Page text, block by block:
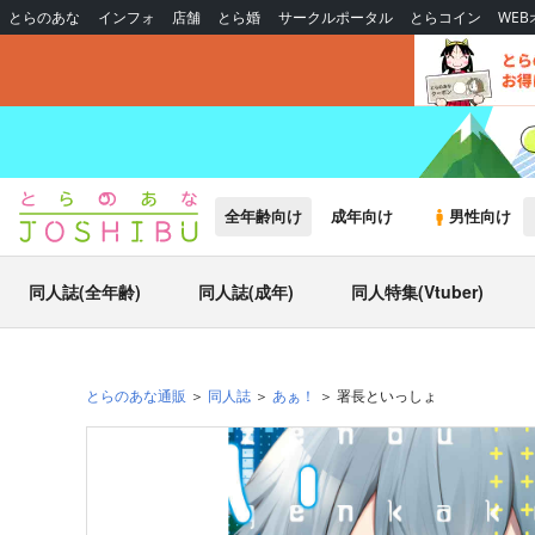
とらのあな インフォ 店舗 とら婚 サークルポータル とらコイン WEB
全年齢向け 成年向け 男性向け
同人誌(全年齢) 同人誌(成年) 同人特集(Vtuber)
とらのあな通販 同人誌 あぁ！ 署長といっしょ